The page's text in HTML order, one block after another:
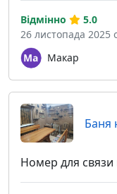
Макар
Відмінно
5.0
26 листопада 2025
Баня
Номер для связи